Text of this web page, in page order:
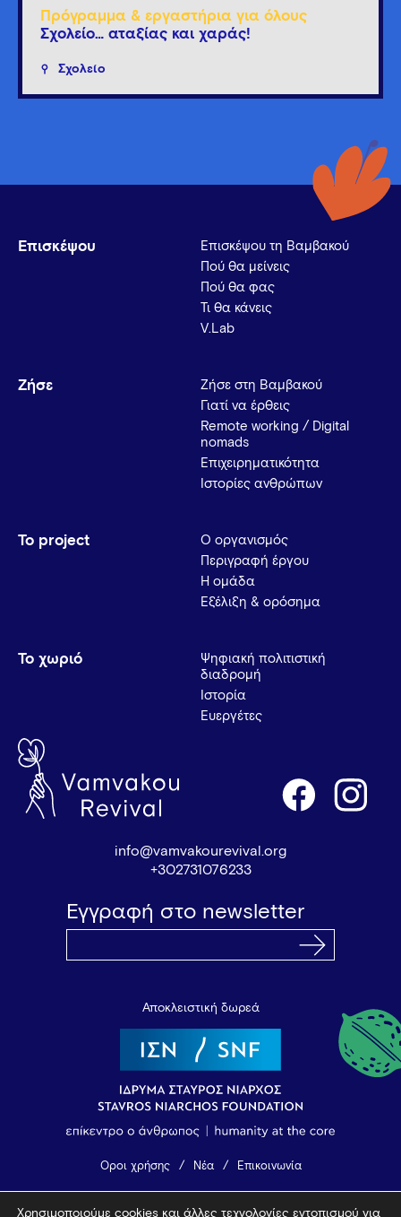
Πρόγραμμα & εργαστήρια για όλους
Σχολείο… αταξίας και χαράς!
Σχολείο
Επισκέψου
Επισκέψου τη Βαμβακού
Πού θα μείνεις
Πού θα φας
Τι θα κάνεις
V.Lab
Ζήσε
Ζήσε στη Βαμβακού
Γιατί να έρθεις
Remote working / Digital
nomads
Επιχειρηματικότητα
Ιστορίες ανθρώπων
Το project
Ο οργανισμός
Περιγραφή έργου
Η ομάδα
Εξέλιξη & ορόσημα
Το χωριό
Ψηφιακή πολιτιστική
διαδρομή
Ιστορία
Ευεργέτες
info@vamvakourevival.org
+302731076233
Εγγραφή στο newsletter
Αποκλειστική δωρεά
Όροι χρήσης Νέα Επικοινωνία
Χρησιμοποιούμε cookies και άλλες τεχνολογίες εντοπισμού για